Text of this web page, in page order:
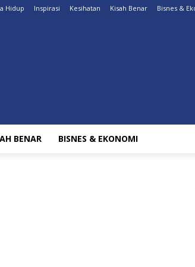
Hidup Inspirasi Kesihatan Kisah Benar Bisnes &
BENAR BISNES & EKONOMI